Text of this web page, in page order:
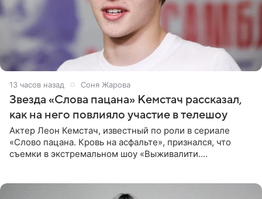
13 часов назад Соня Жарова
Звезда «Слова пацана» Кемстач рассказал,
как на него повлияло участие в телешоу
Актер Леон Кемстач, известный по роли в сериале
«Слово пацана. Кровь на асфальте», признался, что
съемки в экстремальном шоу «Выживалити.